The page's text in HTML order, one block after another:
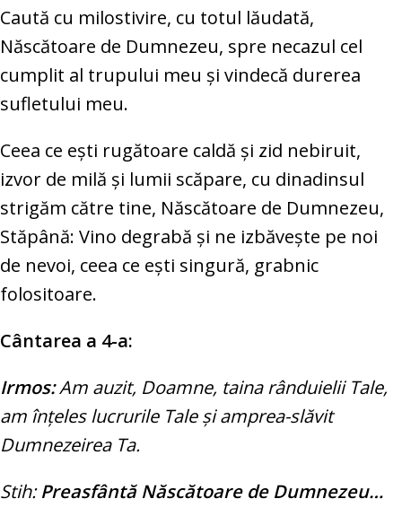
Caută cu milostivire, cu totul lăudată,
Născătoare de Dumnezeu, spre necazul cel
cumplit al trupului meu şi vindecă durerea
sufletului meu.
Ceea ce eşti rugătoare caldă şi zid nebiruit,
izvor de milă şi lumii scăpare, cu dinadinsul
strigăm către tine, Născătoare de Dumnezeu,
Stăpână: Vino degrabă şi ne izbăveşte pe noi
de nevoi, ceea ce eşti singură, grabnic
folositoare.
Cântarea a 4-a:
Irmos:Am auzit, Doamne, taina rânduielii Tale,
am înţeles lucrurile Tale şi amprea-slăvit
Dumnezeirea Ta.
Stih: Preasfântă Născătoare de Dumnezeu…